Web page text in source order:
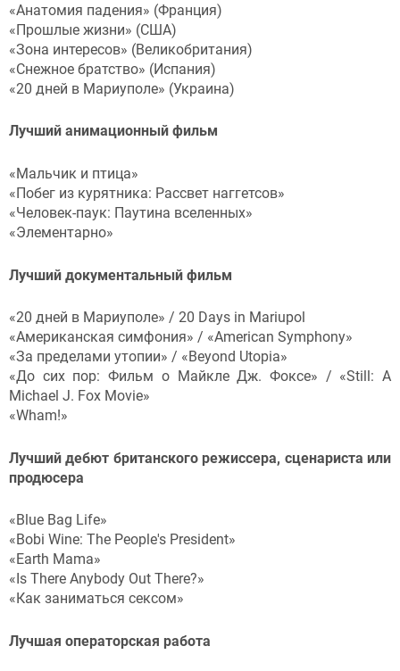
«Анатомия падения» (Франция)
«Прошлые жизни» (США)
«Зона интересов» (Великобритания)
«Снежное братство» (Испания)
«20 дней в Мариуполе» (Украина)
Лучший анимационный фильм
«Мальчик и птица»
«Побег из курятника: Рассвет наггетсов»
«Человек-паук: Паутина вселенных»
«Элементарно»
Лучший документальный фильм
«20 дней в Мариуполе» / 20 Days in Mariupol
«Американская симфония» / «American Symphony»
«За пределами утопии» / «Beyond Utopia»
«До сих пор: Фильм о Майкле Дж. Фоксе» / «Still: A
Michael J. Fox Movie»
«Wham!»
Лучший дебют британского режиссера, сценариста или
продюсера
«Blue Bag Life»
«Bobi Wine: The People's President»
«Earth Mama»
«Is There Anybody Out There?»
«Как заниматься сексом»
Лучшая операторская работа